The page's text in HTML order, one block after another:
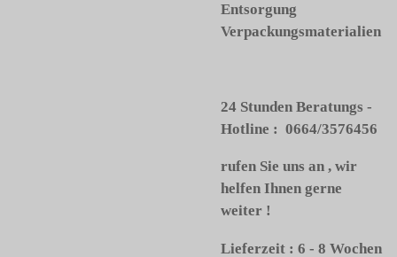
Entsorgung
Verpackungsmaterialien
24 Stunden Beratungs -
Hotline : 0664/3576456
rufen Sie uns an , wir
helfen Ihnen gerne
weiter !
Lieferzeit : 6 - 8 Wochen